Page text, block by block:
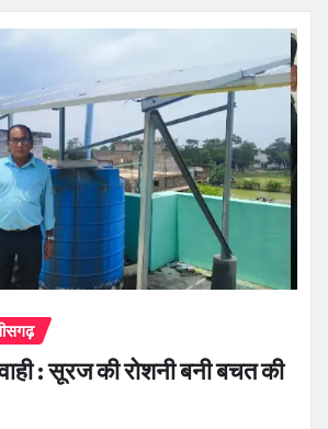
: सूरज की रोशनी बनी बचत की